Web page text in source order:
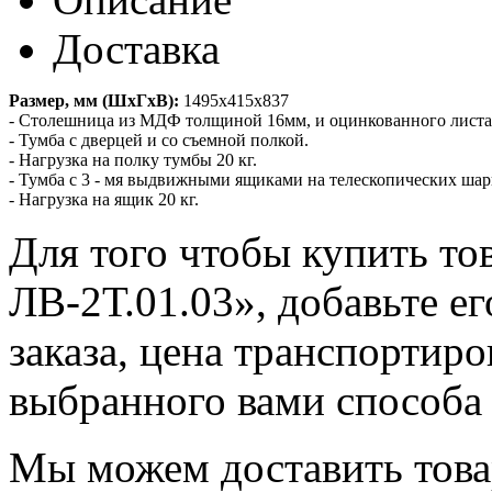
Доставка
Размер, мм (ШхГхВ): 1495х415х837
- Столешница из МДФ толщиной 16мм, и оцинкованного
- Тумба с дверцей и со съемной полкой.
- Нагрузка на полку тумбы 20 кг.
- Тумба с 3 - мя выдвижными ящиками на телескопических
- Нагрузка на ящик 20 кг.
Для того чтобы купить
ЛВ-2Т.01.03», добавьте
заказа, цена
выбранного вами способа
Мы можем доставить